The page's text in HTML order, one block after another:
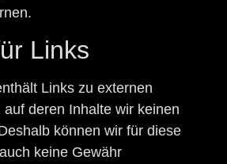
Links
Links zu externen
deren Inhalte wir keinen
können wir für diese
keine Gewähr